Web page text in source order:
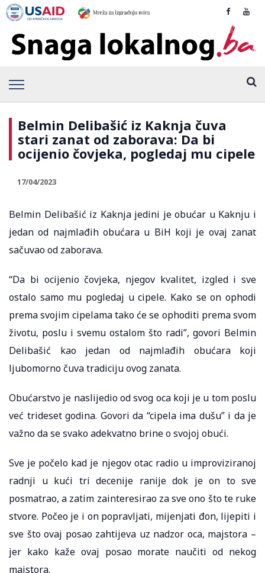
Belmin Delibašić iz Kaknja čuva
stari zanat od zaborava: Da bi
ocijenio čovjeka, pogledaj mu cipele
17/04/2023
Belmin Delibašić iz Kaknja jedini je obućar u Kaknju i
jedan od najmlađih obućara u BiH koji je ovaj zanat
sačuvao od zaborava.
“Da bi ocijenio čovjeka, njegov kvalitet, izgled i sve
ostalo samo mu pogledaj u cipele. Kako se on ophodi
prema svojim cipelama tako će se ophoditi prema svom
životu, poslu i svemu ostalom što radi”, govori Belmin
Delibašić kao jedan od najmlađih obućara koji
ljubomorno čuva tradiciju ovog zanata.
Obućarstvo je naslijedio od svog oca koji je u tom poslu
već trideset godina. Govori da “cipela ima dušu” i da je
važno da se svako adekvatno brine o svojoj obući.
Sve je počelo kad je njegov otac radio u improviziranoj
radnji u kući tri decenije ranije dok je on to sve
posmatrao, a zatim zainteresirao za sve ono što te ruke
stvore. Počeo je i on popravljati, mijenjati đon, lijepiti i
sve što ovaj posao zahtijeva uz nadzor oca, majstora –
jer kako kaže ovaj posao morate naučiti od nekog
majstora.